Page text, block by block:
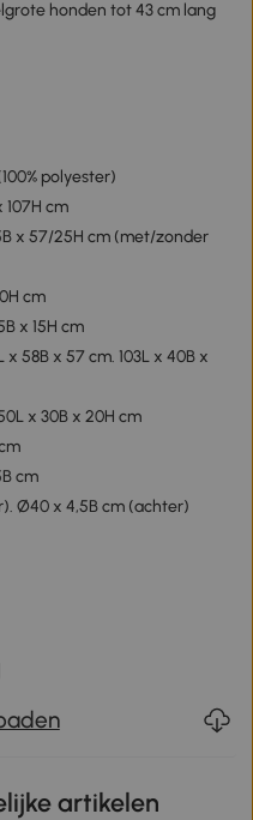
honden tot 43 cm lang
polyester)
107H cm
x 57/25H cm (met/zonder
cm
x 15H cm
58B x 57 cm. 103L x 40B x
x 30B x 20H cm
cm
Ø40 x 4,5B cm (achter)
artikelen